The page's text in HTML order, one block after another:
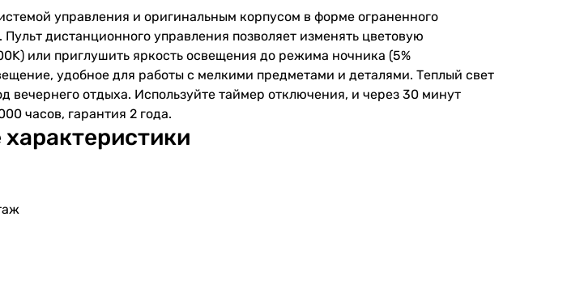
управления и оригинальным корпусом в форме ограненного
дистанционного управления позволяет изменять цветовую
или приглушить яркость освещения до режима ночника (5%
удобное для работы с мелкими предметами и деталями. Теплый свет
вечернего отдыха. Используйте таймер отключения, и через 30 минут
часов, гарантия 2 года.